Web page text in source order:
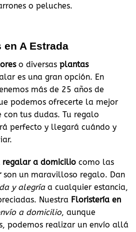
o peluches.
A Estrada
o diversas plantas
es una gran opción. En
más de 25 años de
podemos ofrecerte la mejor
tus dudas. Tu regalo
perfecto y llegará cuándo y
regalar a domicilio como las
son un maravilloso regalo. Dan
y alegríaa cualquier estancia,
Nuestra Floristería en
a domicilio, aunque
podemos realizar un envío allá